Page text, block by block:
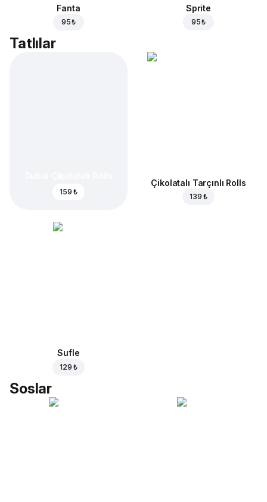
Fanta
95 ₺
Sprite
95 ₺
Tatlılar
159 ₺
Çikolatalı Tarçınlı Rolls
139 ₺
Sufle
129 ₺
Soslar